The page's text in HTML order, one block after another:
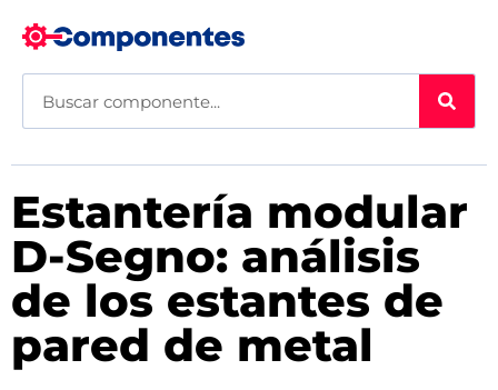
Estantería modular
D-Segno: análisis
de los estantes de
pared de metal